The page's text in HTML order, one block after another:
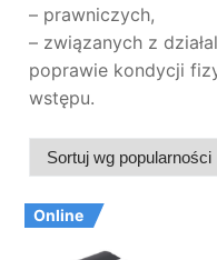
– prawniczych,
– związanych z
poprawie kondycji
wstępu.
Online